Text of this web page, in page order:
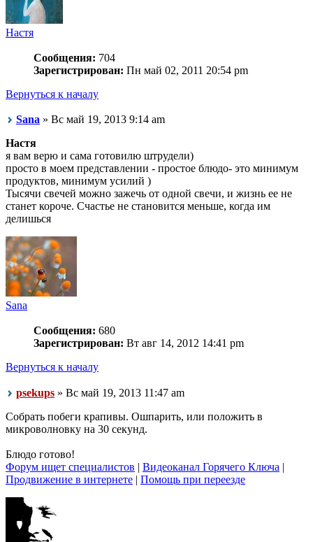
Настя
Сообщения: 704
Зарегистрирован: Пн май 02, 2011 20:54 pm
Вернуться к началу
Sana » Вс май 19, 2013 9:14 am
Настя
я вам верю и сама готовилю штрудели)
просто в моем представлении - простое блюдо- это минимум
продуктов, минимум усилий )
Тысячи свечей можно зажечь от одной свечи, и жизнь ее не
станет короче. Счастье не становится меньше, когда им
делишься
Sana
Сообщения: 680
Зарегистрирован: Вт авг 14, 2012 14:41 pm
Вернуться к началу
psekups » Вс май 19, 2013 11:47 am
Собрать побеги крапивы. Ошпарить, или положить в
микроволновку на 30 секунд.
Блюдо готово!
Форум ищет специалистов | Видеоканал Горячего Ключа |
Продвижение в интернете | Помощь при переезде